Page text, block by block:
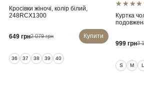
Кросівки жіночі, колір білий,
248RCX1300
649 грн2 079 грн Купити
36 37 38 39 40
Куртка
999 грн3
S M L